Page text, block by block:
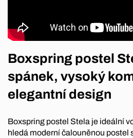
Boxspring postel
spánek, vysoký
elegantní design
Boxspring postel Stela je ideální
hledá moderní čalouněnou postel